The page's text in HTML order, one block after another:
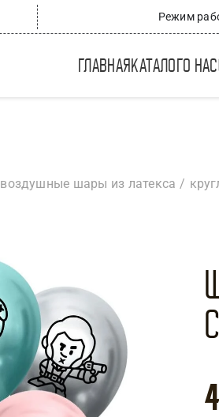
Режим
главная каталого нас
воздушные шары из латекса